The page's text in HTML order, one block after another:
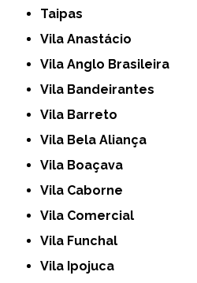
Taipas
Vila Anastácio
Vila Anglo Brasileira
Vila Bandeirantes
Vila Barreto
Vila Bela Aliança
Vila Boaçava
Vila Caborne
Vila Comercial
Vila Funchal
Vila Ipojuca